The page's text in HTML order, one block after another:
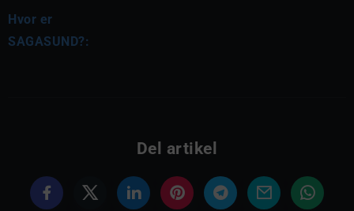
Hvor er
SAGASUND?:
Del artikel